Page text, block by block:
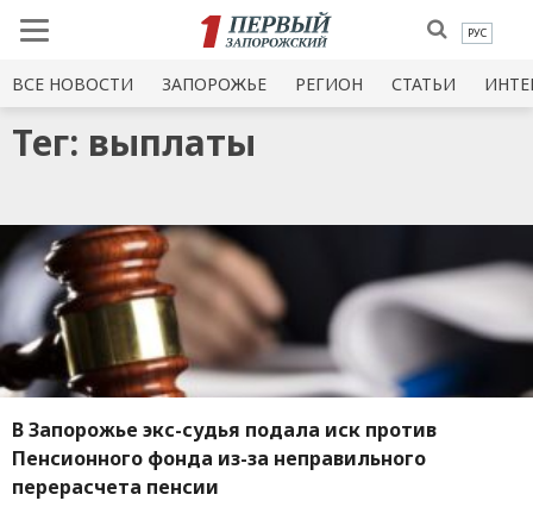
РУС
ВСЕ НОВОСТИ ЗАПОРОЖЬЕ РЕГИОН СТАТЬИ
Тег: выплаты
В Запорожье экс-судья подала иск против
Пенсионного фонда из-за неправильного
перерасчета пенсии